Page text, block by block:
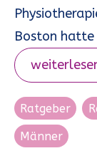
Boston hatte
Ratgeber
Männer